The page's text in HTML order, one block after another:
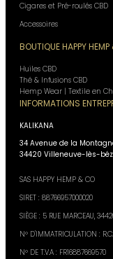
Cigares et Pré-roulés CBD
Accessoires
BOUTIQUE HAPPY
Huiles CBD
Thé & Infusions CBD
Hemp Wear | Textile en
INFORMATIONS
KALIKANA
34 Avenue de la
34420 Villeneuve-lès-
SAS HAPPY HEMP & CO
SIRET : 88766957000020
SIÈGE : 5 RUE MARCEAU,
N° D'IMMATRICULATION :
N° DE T.V.A : FR16887669570